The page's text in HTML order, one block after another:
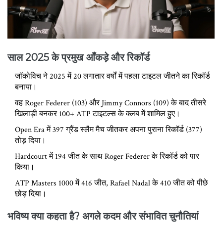
साल 2025 के प्रमुख आँकड़े और रिकॉर्ड
जॉकोविच ने 2025 में 20 लगातार वर्षों में पहला टाइटल जीतने का रिकॉर्ड
बनाया।
वह Roger Federer (103) और Jimmy Connors (109) के बाद तीसरे
खिलाड़ी बनकर 100+ ATP टाइटल्स के क्लब में शामिल हुए।
Open Era में 397 ग्रैंड स्लैम मैच जीतकर अपना पुराना रिकॉर्ड (377)
तोड़ दिया।
Hardcourt में 194 जीत के साथ Roger Federer के रिकॉर्ड को पार
किया।
ATP Masters 1000 में 416 जीत, Rafael Nadal के 410 जीत को पीछे
छोड़ दिया।
भविष्य क्या कहता है? अगले कदम और संभावित चुनौतियां